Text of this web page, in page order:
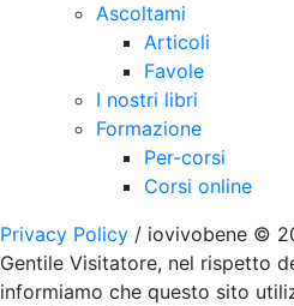
Ascoltami
Articoli
Favole
I nostri libri
Formazione
Per-corsi
Corsi online
Privacy Policy / iovivobene ©
Gentile Visitatore, nel rispetto
informiamo che questo sito